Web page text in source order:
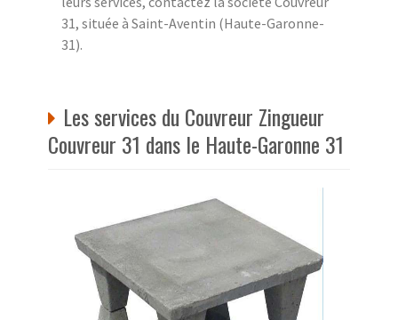
31, située à Saint-Aventin (Haute-Garonne-
31).
Les services du Couvreur Zingueur
Couvreur 31 dans le Haute-Garonne 31